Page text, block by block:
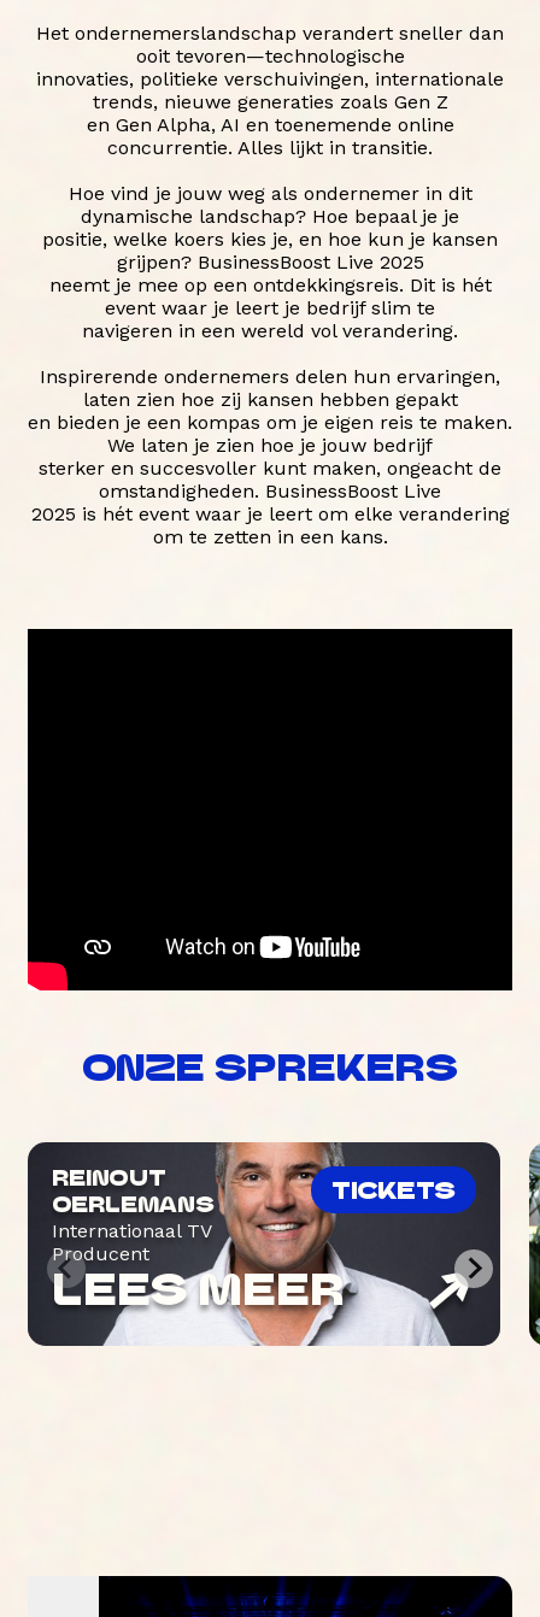
Het ondernemerslandschap verandert sneller dan
ooit tevoren—technologische
innovaties, politieke verschuivingen, internationale
trends, nieuwe generaties zoals Gen Z
en Gen Alpha, AI en toenemende online
concurrentie. Alles lijkt in transitie.
Hoe vind je jouw weg als ondernemer in dit
dynamische landschap? Hoe bepaal je je
positie, welke koers kies je, en hoe kun je kansen
grijpen? BusinessBoost Live 2025
neemt je mee op een ontdekkingsreis. Dit is hét
event waar je leert je bedrijf slim te
navigeren in een wereld vol verandering.
Inspirerende ondernemers delen hun ervaringen,
laten zien hoe zij kansen hebben gepakt
en bieden je een kompas om je eigen reis te maken.
We laten je zien hoe je jouw bedrijf
sterker en succesvoller kunt maken, ongeacht de
omstandigheden. BusinessBoost Live
2025 is hét event waar je leert om elke verandering
om te zetten in een kans.
ONZE SPREKERS
REINOUT
OERLEMANS
Internationaal TV
Producent
TICKETS
LEES MEER